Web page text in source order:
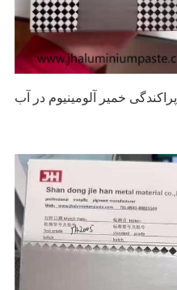
پراکندگی خمیر آلومینیوم در آب